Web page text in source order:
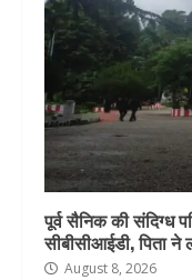
पूर्व सैनिक की संदिग्ध
सीबीसीआईडी, पिता ने
August 8, 2026